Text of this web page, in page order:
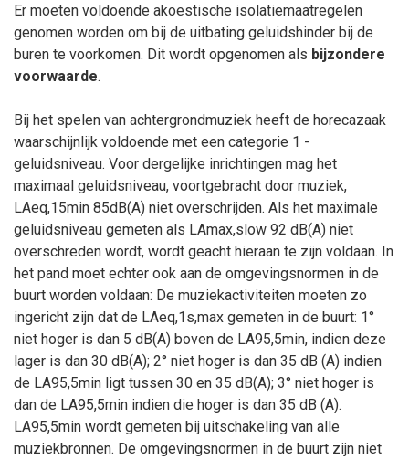
Er moeten voldoende akoestische isolatiemaatregelen
genomen worden om bij de uitbating geluidshinder bij de
buren te voorkomen. Dit wordt opgenomen als bijzondere
voorwaarde.
Bij het spelen van achtergrondmuziek heeft de horecazaak
waarschijnlijk voldoende met een categorie 1 -
geluidsniveau. Voor dergelijke inrichtingen mag het
maximaal geluidsniveau, voortgebracht door muziek,
LAeq,15min 85dB(A) niet overschrijden. Als het maximale
geluidsniveau gemeten als LAmax,slow 92 dB(A) niet
overschreden wordt, wordt geacht hieraan te zijn voldaan. In
het pand moet echter ook aan de omgevingsnormen in de
buurt worden voldaan: De muziekactiviteiten moeten zo
ingericht zijn dat de LAeq,1s,max gemeten in de buurt: 1°
niet hoger is dan 5 dB(A) boven de LA95,5min, indien deze
lager is dan 30 dB(A); 2° niet hoger is dan 35 dB (A) indien
de LA95,5min ligt tussen 30 en 35 dB(A); 3° niet hoger is
dan de LA95,5min indien die hoger is dan 35 dB (A).
LA95,5min wordt gemeten bij uitschakeling van alle
muziekbronnen. De omgevingsnormen in de buurt zijn niet